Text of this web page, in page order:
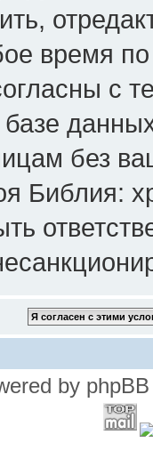
время
с
базе
без
Библия:
by